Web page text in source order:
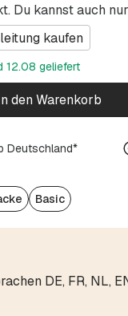
Du kannst auch
kaufen
12.08 geliefert
den Warenkorb
Deutschland*
Basic
DE, FR, NL,